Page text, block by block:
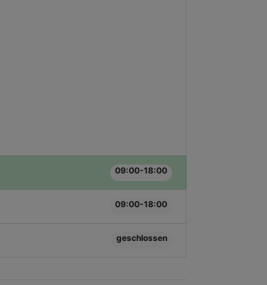
09:00-18:00
09:00-18:00
geschlossen